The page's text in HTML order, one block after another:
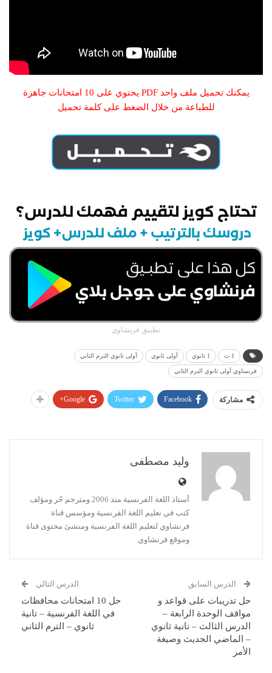
يمكنك تحميل ملف واحد PDF يحتوي على 10 امتحانات جاهزة
للطباعة من خلال الضغط على كلمة تحميل
تطبيق فرنشاوي
1 ث 1 ثانوي أولى ثانوي أولى ثانوي الترم الثاني
فرنساوي أولى ثانوي الترم الثاني
مشاركة Facebook
Twitter
Google+
وليد مصطفى
أستاذ اللغة الفرنسية منذ 2006 ومترجم حُر ومؤلف
كتب في تعليم اللغة الفرنسية ومؤسس قناة
فرنشاوي لتعليم اللغة الفرنسية ومنشئ محتوى قناة
وموقع فرنشاوي
الدرس السابق
حل تدريبات على قواعد و
مواقف الوحدة الرابعة –
الدرس الثالث – تانية ثانوي
– الماضي الحديث وصيغة
الأمر
الدرس التالي
حل 10 امتحانات محافظات
في اللغة الفرنسية – تانية
ثانوي – الترم الثاني